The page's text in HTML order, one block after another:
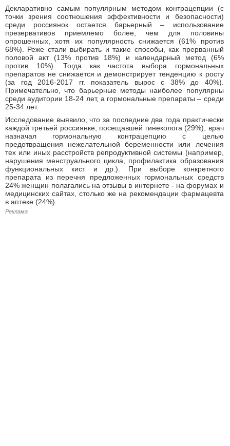
Декларативно самым популярным методом контрацепции (с
точки зрения соотношения эффективности и безопасности)
среди россиянок остается барьерный – использование
презервативов приемлемо более, чем для половины
опрошенных, хотя их популярность снижается (61% против
68%). Реже стали выбирать и такие способы, как прерванный
половой акт (13% против 18%) и календарный метод (6%
против 10%). Тогда как частота выбора гормональных
препаратов не снижается и демонстрирует тенденцию к росту
(за год 2016-2017 гг. показатель вырос с 38% до 40%).
Примечательно, что барьерные методы наиболее популярны
среди аудитории 18-24 лет, а гормональные препараты – среди
25-34 лет.
Исследование выявило, что за последние два года практически
каждой третьей россиянке, посещавшей гинеколога (29%), врач
назначал гормональную контрацепцию с целью
предотвращения нежелательной беременности или лечения
тех или иных расстройств репродуктивной системы (например,
нарушения менструального цикла, профилактика образования
функциональных кист и др.). При выборе конкретного
препарата из перечня предложенных гормональных средств
24% женщин полагались на отзывы в интернете - на форумах и
медицинских сайтах, столько же на рекомендации фармацевта
в аптеке (24%).
Реклама